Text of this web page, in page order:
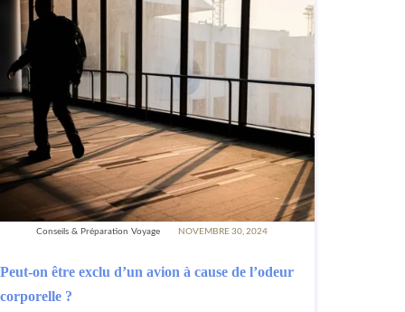
Conseils & Préparation Voyage NOVEMBRE 30, 2024
Peut-on être exclu d’un avion à cause de l’odeur
corporelle ?